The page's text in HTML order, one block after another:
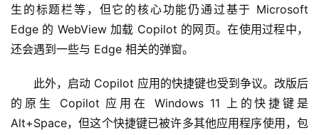
生的标题栏等，但它的核心功能仍通过基于 Microsoft
Edge 的 WebView 加载 Copilot 的网页。在使用过程中，
还会遇到一些与 Edge 相关的弹窗。
此外，启动 Copilot 应用的快捷键也受到争议。改版后
的原生 Copilot 应用在 Windows 11 上的快捷键是
Alt+Space，但这个快捷键已被许多其他应用程序使用，包